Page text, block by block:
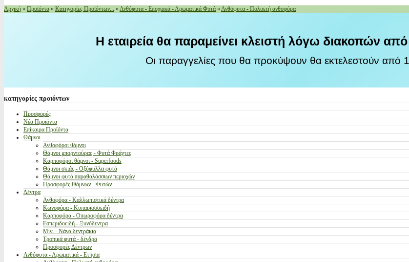
Αρχική » Προϊόντα » Κατηγορίες Προϊόντων... »Ανθόφυτα - Εποχιακά - Αρωματικά Φυτά »Ανθόφυτα - Πολυετή ανθοφόρα
Η εταιρεία θα παραμείνει κλειστή λόγω διακοπών
Οι παραγγελίες που θα προκύψουν θα εκτελεστούν από
κατηγορίες προιόντων
Προσφορές
Νέα Προϊόντα
Επίκαιρα Προϊόντα
Θάμνοι
Ανθοφόροι θάμνοι
Θάμνοι μπορντούρας - Φυτά Φράχτες
Καρποφόροι θάμνοι - Superfoods
Θάμνοι σκιάς - Οξύφυλλα φυτά
Θάμνοι φυτά παραθαλάσσιων περιοχών
Προσφορές Θάμνων - Φυτών
Δέντρα
Ανθοφόρα - Καλλωπιστικά δέντρα
Κωνοφόρα - Κυπαρισσοειδή
Καρποφόρα - Οπωροφόρα δέντρα
Εσπεριδοειδή - Ξυνόδεντρα
Μίνι - Νάνα δεντράκια
Τροπικά φυτά - δένδρα
Προσφορές Δέντρων
Ανθόφυτα - Αρωματικά - Ετήσια